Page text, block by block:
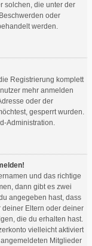
solchen, die unter der
oder
werden.
Registrierung komplett
mehr anmelden
oder der
gesperrt wurden.
Administration.
und das richtige
dann gibt es zwei
angegeben hast, dass
deiner Eltern oder deiner
die du erhalten hast.
vielleicht aktiviert
Mitglieder